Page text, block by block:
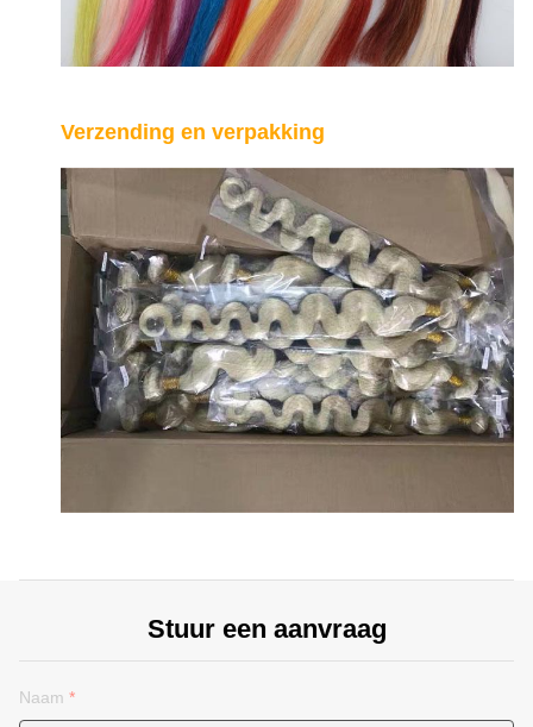
Verzending en verpakking
Stuur een aanvraag
Naam *